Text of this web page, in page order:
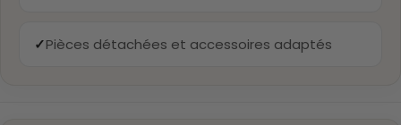
✓Pièces détachées et accessoires adaptés